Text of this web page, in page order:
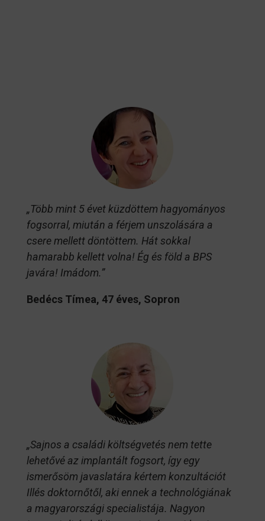
„Több mint 5 évet küzdöttem hagyományos
fogsorral, miután a férjem unszolására a
csere mellett döntöttem. Hát sokkal
hamarabb kellett volna! Ég és föld a BPS
javára! Imádom.”
Bedécs Tímea, 47 éves, Sopron
„Sajnos a családi költségvetés nem tette
lehetővé az implantált fogsort, így egy
ismerősöm javaslatára kértem konzultációt
Illés doktornőtől, aki ennek a technológiának
a magyarországi specialistája. Nagyon